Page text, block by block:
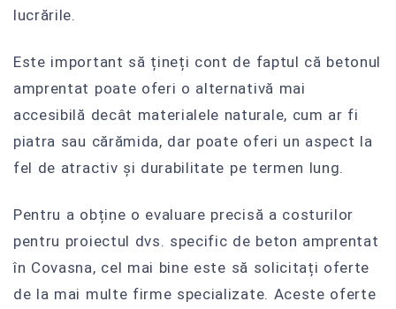
lucrările.
Este important să țineți cont de faptul că betonul
amprentat poate oferi o alternativă mai
accesibilă decât materialele naturale, cum ar fi
piatra sau cărămida, dar poate oferi un aspect la
fel de atractiv și durabilitate pe termen lung.
Pentru a obține o evaluare precisă a costurilor
pentru proiectul dvs. specific de beton amprentat
în Covasna, cel mai bine este să solicitați oferte
de la mai multe firme specializate. Aceste oferte